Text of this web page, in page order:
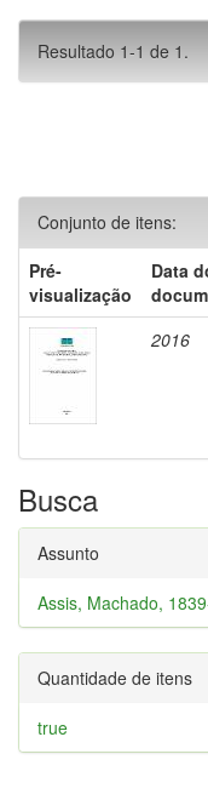
Resultado 1-1 de 1.
Conjunto de itens:
Pré-
visualização
Data
2016
Busca
Assunto
Assis, Machado,
Quantidade de itens
true